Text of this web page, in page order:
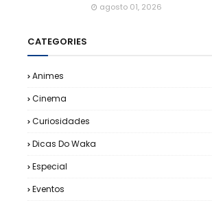
agosto 01, 2026
CATEGORIES
Animes
Cinema
Curiosidades
Dicas Do Waka
Especial
Eventos